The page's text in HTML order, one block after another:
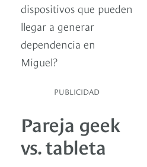
dispositivos que pueden
llegar a generar
dependencia en
Miguel?
PUBLICIDAD
Pareja geek
vs. tableta